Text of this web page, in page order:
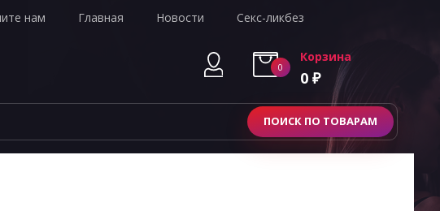
нам Главная Новости Секс-ликбез
0
Корзина
0 ₽
ПОИСК ПО ТОВАРАМ